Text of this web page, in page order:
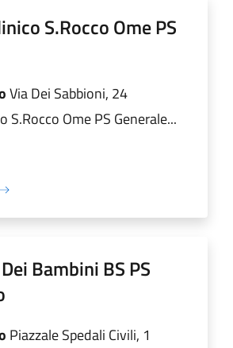
S.Rocco Ome PS
Via Dei Sabbioni, 24
S.Rocco Ome PS Generale...
Bambini BS PS
Piazzale Spedali Civili, 1